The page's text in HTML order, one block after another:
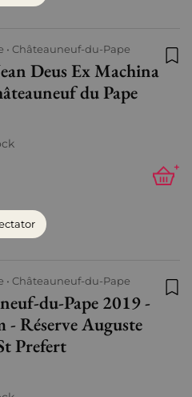
Châteauneuf-du-Pape
Deus Ex Machina
du Pape
+
Châteauneuf-du-Pape
du-Pape 2019 -
- Réserve Auguste
Prefert